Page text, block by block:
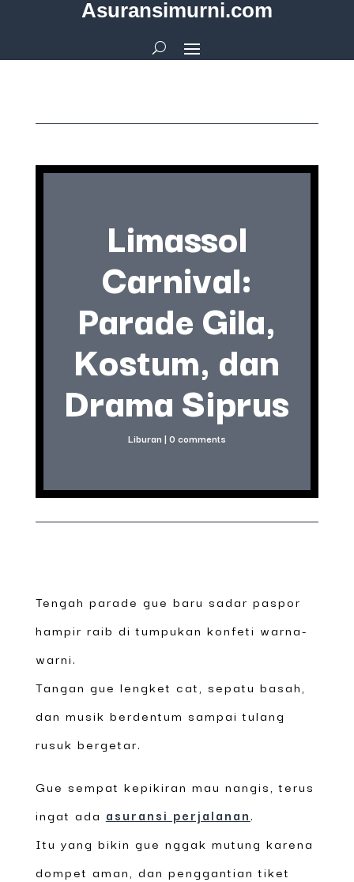
Asuransimurni.com
Limassol
Carnival:
Parade Gila,
Kostum, dan
Drama Siprus
Liburan | 0 comments
Tengah parade gue baru sadar paspor
hampir raib di tumpukan konfeti warna-
warni.
Tangan gue lengket cat, sepatu basah,
dan musik berdentum sampai tulang
rusuk bergetar.
Gue sempat kepikiran mau nangis, terus
ingat ada asuransi perjalanan.
Itu yang bikin gue nggak mutung karena
dompet aman, dan penggantian tiket